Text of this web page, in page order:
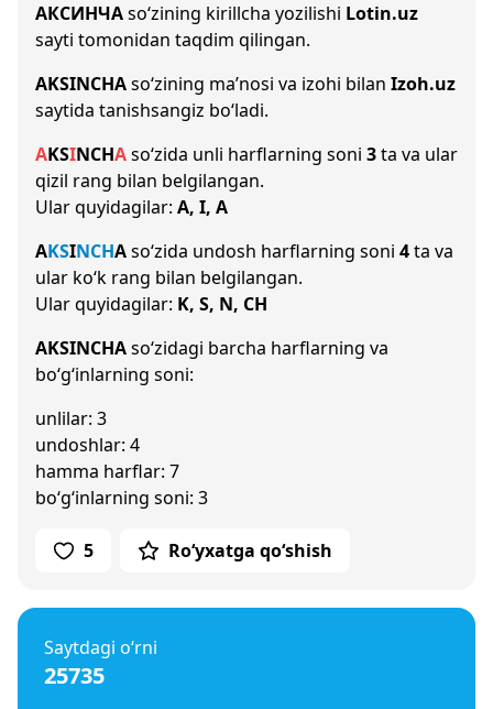
АКСИНЧАso‘zining kirillcha yozilishi Lotin.uz
sayti tomonidan taqdim qilingan.
AKSINCHAso‘zining ma’nosi va izohi bilan Izoh.uz
saytida tanishsangiz bo‘ladi.
AKSINCHAso‘zida unli harflarning soni 3ta va ular
qizil rang bilan belgilangan.
Ular quyidagilar: A, I, A
AKSINCHAso‘zida undosh harflarning soni 4ta va
ular ko‘k rang bilan belgilangan.
Ular quyidagilar: K, S, N, CH
AKSINCHAso‘zidagi barcha harflarning va
bo‘g‘inlarning soni:
unlilar: 3
undoshlar: 4
hamma harflar: 7
bo‘g‘inlarning soni: 3
5 Ro‘yxatga qo‘shish
Saytdagi o‘rni
25735